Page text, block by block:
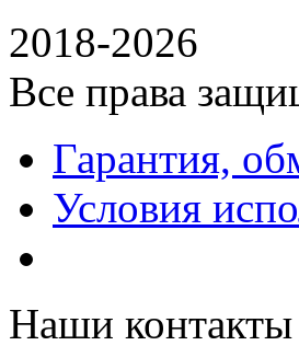
2018-2026
Все права
Гарантия,
Условия
Наши контакты